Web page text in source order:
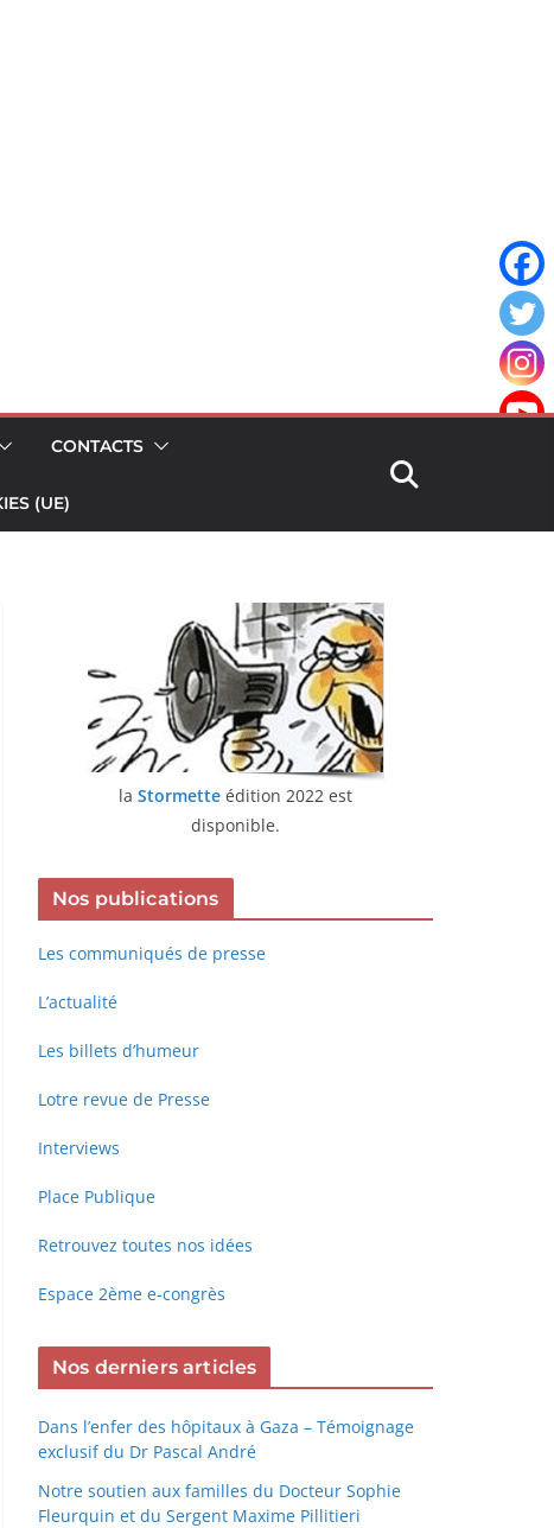
CONTACTS
(UE)
la Stormette édition 2022 est
disponible.
Nos publications
Les communiqués de presse
L’actualité
Les billets d’humeur
Lotre revue de Presse
Interviews
Place Publique
Retrouvez toutes nos idées
Espace 2ème e-congrès
Nos derniers articles
Dans l’enfer des hôpitaux à Gaza – Témoignage
exclusif du Dr Pascal André
Notre soutien aux familles du Docteur Sophie
Fleurquin et du Sergent Maxime Pillitieri